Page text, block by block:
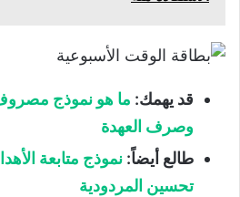
قد يهمك: ما هو نموذج
وصرف العهدة
طالع أيضاً: نموذج متابعة
تحسين المردودية